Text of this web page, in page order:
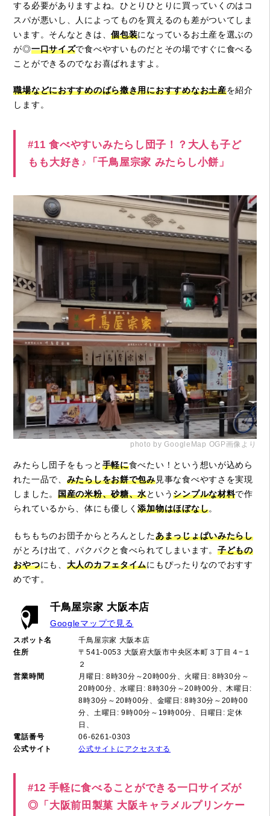
する必要がありますよね。ひとりひとりに買っていくのはコ
スパが悪いし、人によってものを買えるのも差がついてしま
います。そんなときは、個包装になっているお土産を選ぶの
が◎一口サイズで食べやすいものだとその場ですぐに食べる
ことができるのでなお喜ばれますよ。
職場などにおすすめのばら撒き用におすすめなお土産を紹介
します。
#11 食べやすいみたらし団子！？大人も子ど
もも大好き♪「千鳥屋宗家 みたらし小餅」
photo by GoogleMap OGP画像より
みたらし団子をもっと 手軽に食べたい！という想いが込めら
れた一品で、 みたらしをお餅で包み見事な食べやすさを実現
しました。 国産の米粉、砂糖、水というシンプルな材料で作
られているから、体にも優しく添加物はほぼなし。
もちもちのお団子からとろんとしたあまっじょぱいみたらし
がとろけ出て、パクパクと食べられてしまいます。 子どもの
おやつにも、 大人のカフェタイムにもぴったりなのでおすす
めです。
千鳥屋宗家 大阪本店
Googleマップで見る
スポット名
千鳥屋宗家 大阪本店
住所
〒541-0053 大阪府大阪市中央区本町３丁目４−１
２
営業時間
月曜日: 8時30分～20時00分、火曜日: 8時30分～
20時00分、水曜日: 8時30分～20時00分、木曜日:
8時30分～20時00分、金曜日: 8時30分～20時00
分、土曜日: 9時00分～19時00分、日曜日: 定休
日、
電話番号
06-6261-0303
公式サイト
公式サイトにアクセスする
#12 手軽に食べることができる一口サイズが
◎「大阪前田製菓 大阪キャラメルプリンケー